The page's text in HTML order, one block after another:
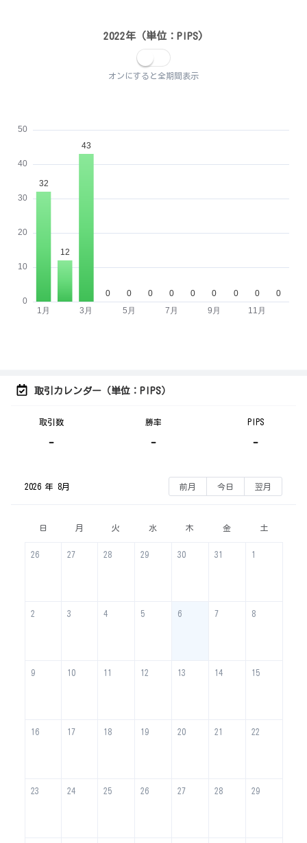
2022年（単位：PIPS)
オンにすると全期間表示
取引カレンダー（単位：PIPS）
取引数
-
勝率
-
PIPS
-
2026 年 8月 前月 今日 翌月
日 月 火 水 木 金 土
26 27 28 29 30 31 1
2 3 4 5 6 7 8
9 10 11 12 13 14 15
16 17 18 19 20 21 22
23 24 25 26 27 28 29